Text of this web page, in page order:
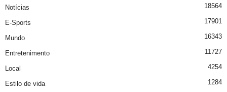
Notícias 18564
E-Sports 17901
Mundo 16343
Entretenimento 11727
Local 4254
Estilo de vida 1284